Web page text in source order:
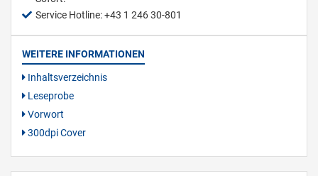
Service Hotline: +43 1 246 30-801
WEITERE INFORMATIONEN
Inhaltsverzeichnis
Leseprobe
Vorwort
300dpi Cover